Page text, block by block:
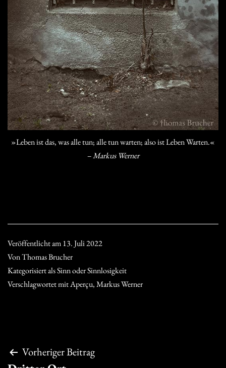
»Leben ist das, was alle tun; alle tun warten; also ist Leben Warten.«
– Markus Werner
Veröffentlicht am13. Juli 2022
VonThomas Brucher
Kategorisiert alsSinn oder Sinnlosigkeit
Verschlagwortet mitAperçu,Markus Werner
Beitragsnavigation
Vorheriger Beitrag